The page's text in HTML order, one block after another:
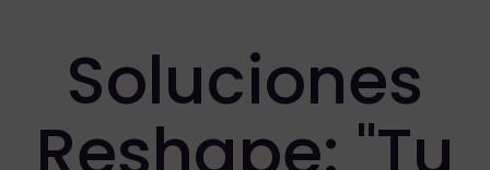
Soluciones